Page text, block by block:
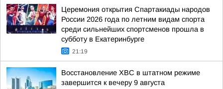
Церемония открытия Спартакиады народов
России 2026 года по летним видам спорта
среди сильнейших спортсменов прошла в
субботу в Екатеринбурге
21:19
Восстановление ХВС в штатном режиме
завершится к вечеру 9 августа